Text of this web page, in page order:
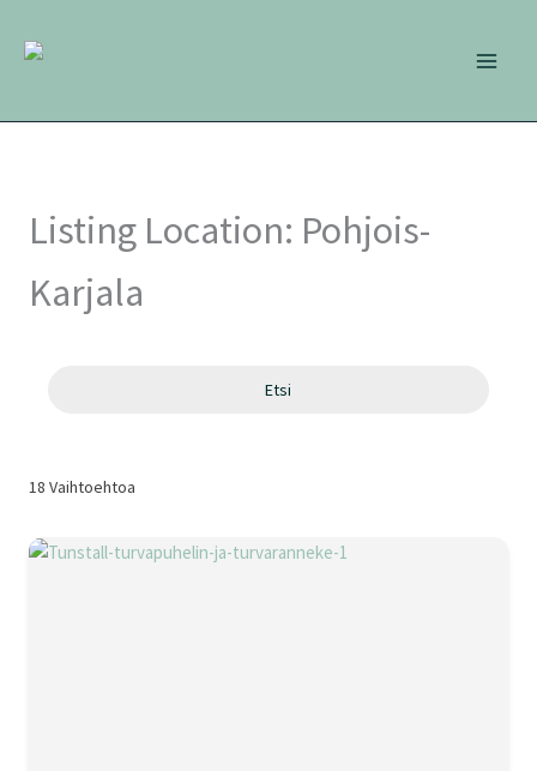
sisältöön
Listing Location: Pohjois-
Karjala
Etsi
18 Vaihtoehtoa